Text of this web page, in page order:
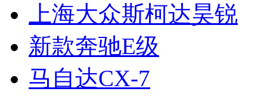
上海大众斯柯达昊锐
新款奔驰E级
马自达CX-7